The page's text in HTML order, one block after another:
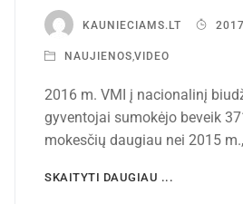
KAUNIECIAMS.LT
NAUJIENOS,VIDEO
2016 m. VMI į nacionalinį
gyventojai sumokėjo beveik
mokesčių daugiau nei 2015
SKAITYTI DAUGIAU ...